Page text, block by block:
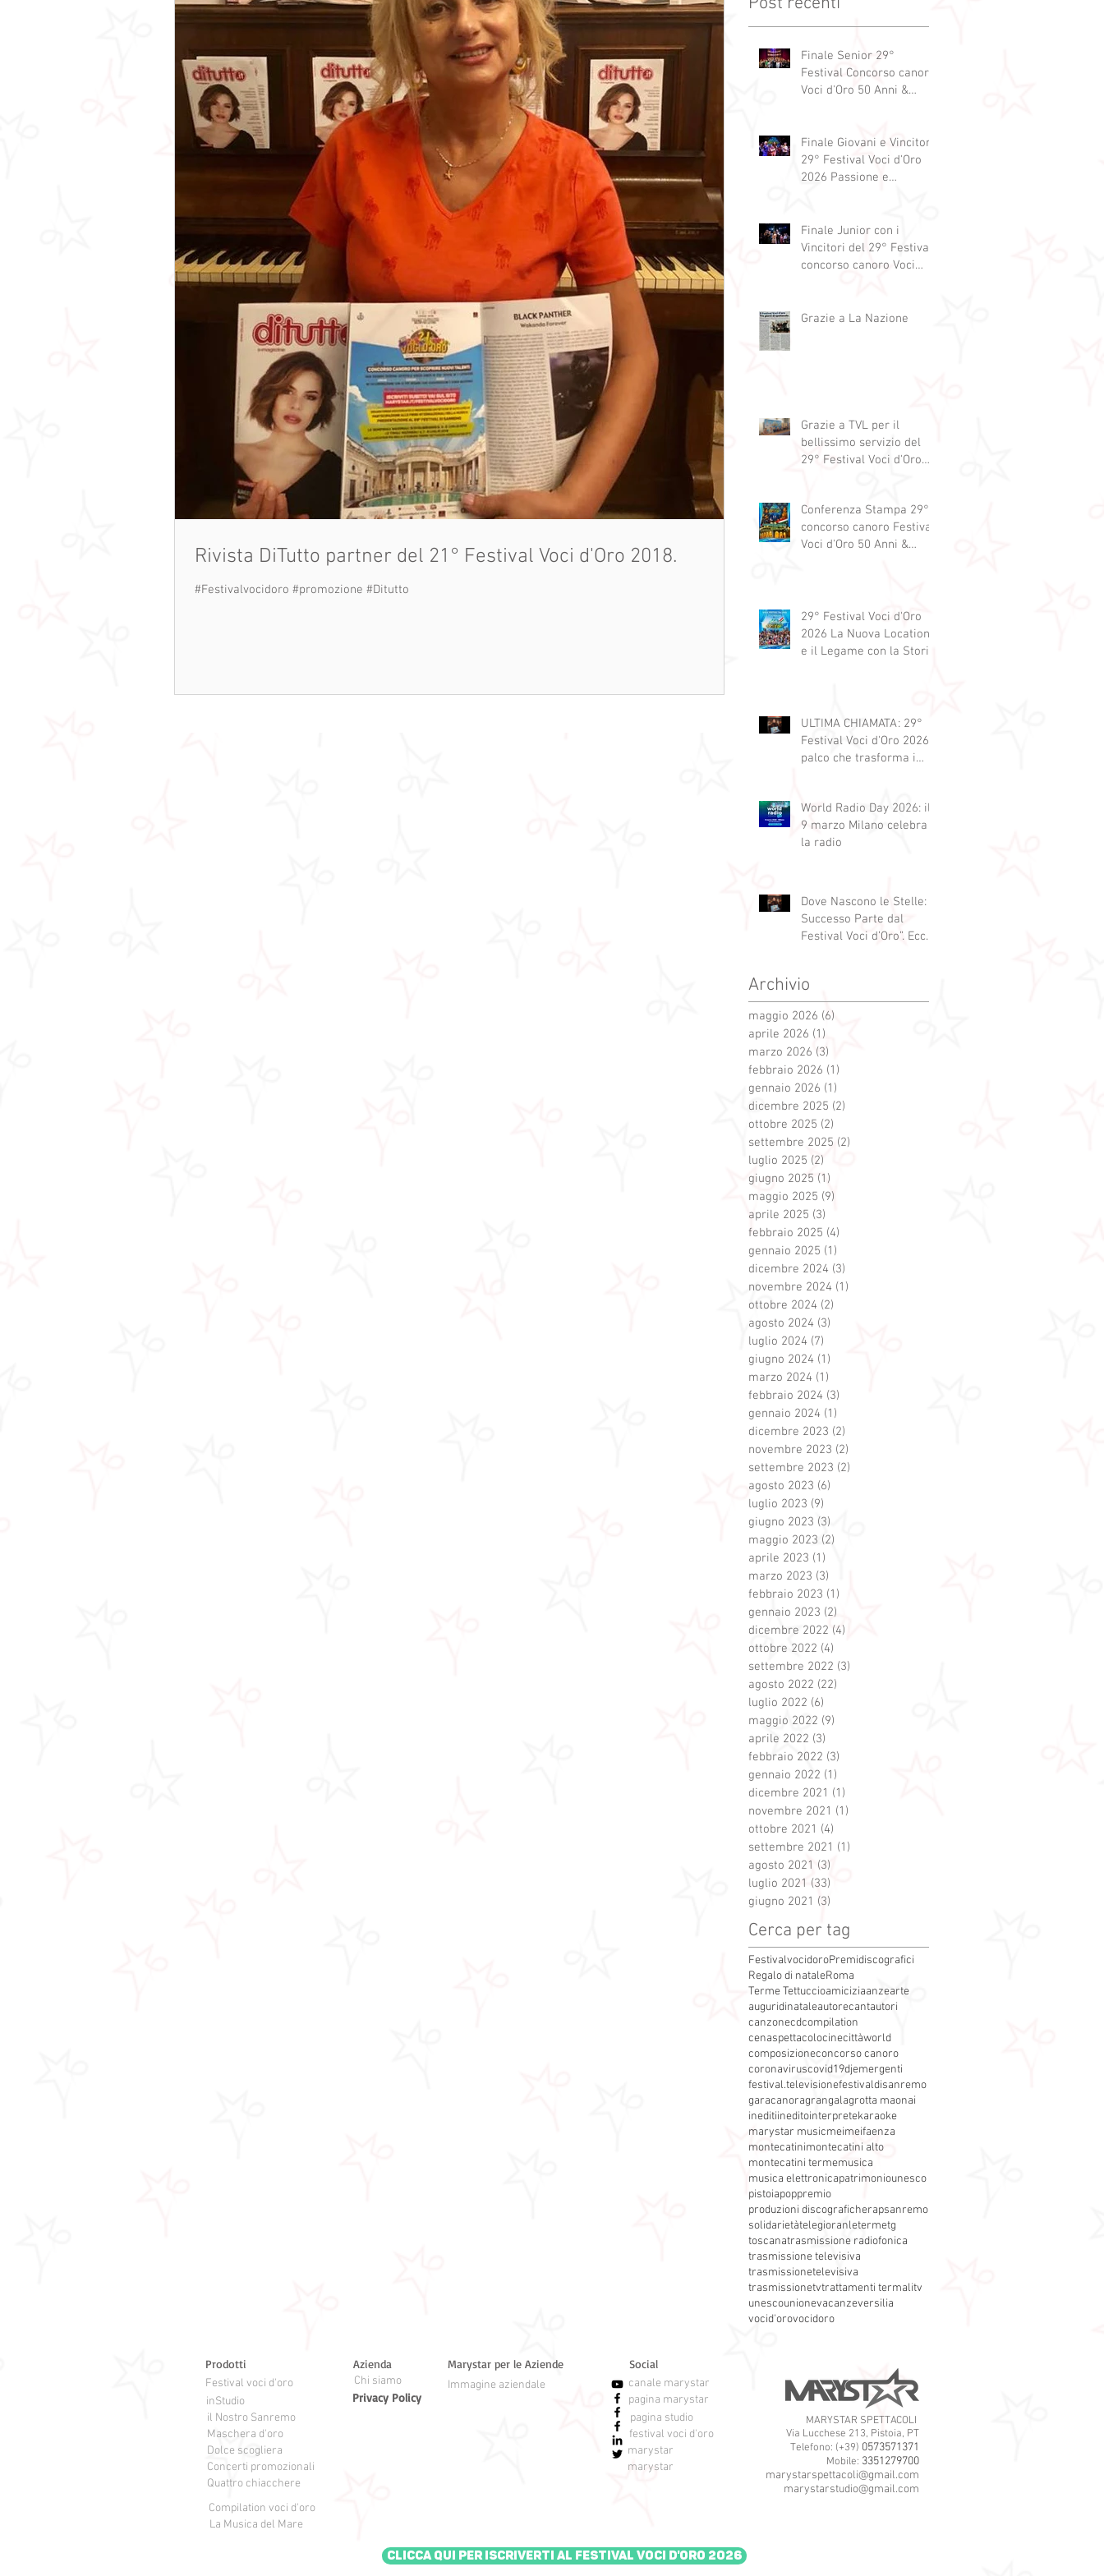
Rivista DiTutto partner del 21° Festival Voci d'Oro 2018.
#Festivalvocidoro #promozione #Ditutto
Finale Senior 29°
Festival Concorso canoro
Voci d'Oro 50 Anni &
abbracciano"
Finale Giovani e Vincitori
29° Festival Voci d'Oro
2026 Passione e
Finale Junior con i
Vincitori del 29° Festival
concorso canoro Voci
Grazie a La Nazione
Grazie a TVL per il
bellissimo servizio del
29° Festival Voci d'Oro
Conferenza Stampa 29°
concorso canoro Festival
Voci d'Oro 50 Anni &
29° Festival Voci d'Oro
2026 La Nuova Location
e il Legame con la Storia
ULTIMA CHIAMATA: 29°
Festival Voci d'Oro 2026 Il
palco che trasforma i
World Radio Day 2026: il
9 marzo Milano celebra
la radio
Dove Nascono le Stelle: Il
Successo Parte dal
Festival Voci d’Oro”. Ecco
Archivio
maggio 2026 (6)
aprile 2026 (1)
marzo 2026 (3)
febbraio 2026 (1)
gennaio 2026 (1)
dicembre 2025 (2)
ottobre 2025 (2)
settembre 2025 (2)
luglio 2025 (2)
giugno 2025 (1)
maggio 2025 (9)
aprile 2025 (3)
febbraio 2025 (4)
gennaio 2025 (1)
dicembre 2024 (3)
novembre 2024 (1)
ottobre 2024 (2)
agosto 2024 (3)
luglio 2024 (7)
giugno 2024 (1)
marzo 2024 (1)
febbraio 2024 (3)
gennaio 2024 (1)
dicembre 2023 (2)
novembre 2023 (2)
settembre 2023 (2)
agosto 2023 (6)
luglio 2023 (9)
giugno 2023 (3)
maggio 2023 (2)
aprile 2023 (1)
marzo 2023 (3)
febbraio 2023 (1)
gennaio 2023 (2)
dicembre 2022 (4)
ottobre 2022 (4)
settembre 2022 (3)
agosto 2022 (22)
luglio 2022 (6)
maggio 2022 (9)
aprile 2022 (3)
febbraio 2022 (3)
gennaio 2022 (1)
dicembre 2021 (1)
novembre 2021 (1)
ottobre 2021 (4)
settembre 2021 (1)
agosto 2021 (3)
luglio 2021 (33)
giugno 2021 (3)
Cerca per tag
FestivalvocidoroPremidiscografici
Regalo di nataleRoma
Terme Tettuccioamiciziaanzearte
auguridinataleautorecantautori
canzonecdcompilation
cenaspettacolocinecittàworld
composizioneconcorso canoro
coronaviruscovid19djemergenti
festival.televisionefestivaldisanremo
garacanoragrangalagrotta maonai
ineditiineditointerpretekaraoke
marystar musicmeimeifaenza
montecatinimontecatini alto
montecatini termemusica
musica elettronicapatrimoniounesco
pistoiapoppremio
produzioni discograficherapsanremo
solidarietàtelegioranletermetg
toscanatrasmissione radiofonica
trasmissione televisiva
trasmissionetelevisiva
trasmissionetvtrattamenti termalitv
unescounionevacanzeversilia
vocid'orovocidoro
Prodotti
Festival voci d'oro
inStudio
Azienda
Chi siamo
Privacy Policy
Marystar per le Aziende
Immagine aziendale
il Nostro Sanremo
Maschera d'oro
Dolce scogliera
Concerti promozionali
Quattro chiacchere
Social
canale marystar
pagina marystar
pagina studio
festival voci d'oro
marystar
marystar
MARYSTAR SPETTACOLI
Via Lucchese 213, Pistoia, PT
Telefono: (+39) 0573571371
Mobile: 3351279700
marystarspettacoli@gmail.com
marystarstudio@gmail.com
Compilation voci d'oro
La Musica del Mare
Clicca qui per iscriverti al Festival Voci d'Oro 2026